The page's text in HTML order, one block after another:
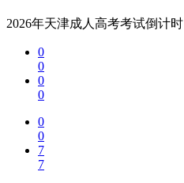
2026年天津成人高考考试倒计时
0
0
0
0
0
0
7
7